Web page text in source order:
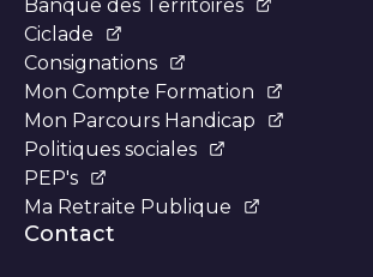
Banque des Territoires
Ciclade
Consignations
Mon Compte Formation
Mon Parcours Handicap
Politiques sociales
PEP's
Ma Retraite Publique
Contact